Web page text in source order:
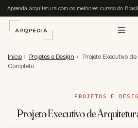
Aprenda arquitetura com os melhores cursos do
Início › Projetos e Design ›
Projeto Executivo
Completo
PROJETOS E
Projeto Executivo de